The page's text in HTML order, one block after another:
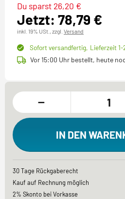
Jetzt: 78,79 €
Du sparst 26,20 €
inkl. 19% USt., zzgl. Versand
Sofort versandfertig, Lieferzeit
Vor 15:00 Uhr bestellt, heute
-
IN DEN
30 Tage Rückgaberecht
Kauf auf Rechnung möglich
2% Skonto bei Vorkasse